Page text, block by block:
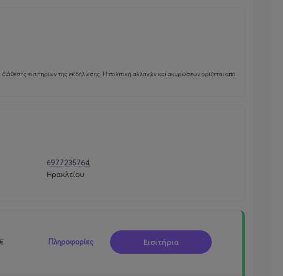
εισιτηρίων της εκδήλωσης. Η πολιτική αλλαγών και ακυρώσεων ορίζεται από
6977235764
Ηρακλείου
Πληροφορίες Εισιτήρια